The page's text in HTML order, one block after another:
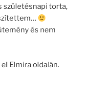
születésnapi torta,
és nem
Elmira oldalán.